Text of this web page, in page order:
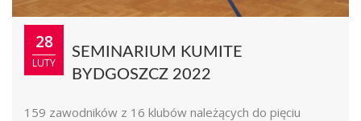
28
LUTY
SEMINARIUM KUMITE
BYDGOSZCZ 2022
159 zawodników z 16 klubów należących do pięciu